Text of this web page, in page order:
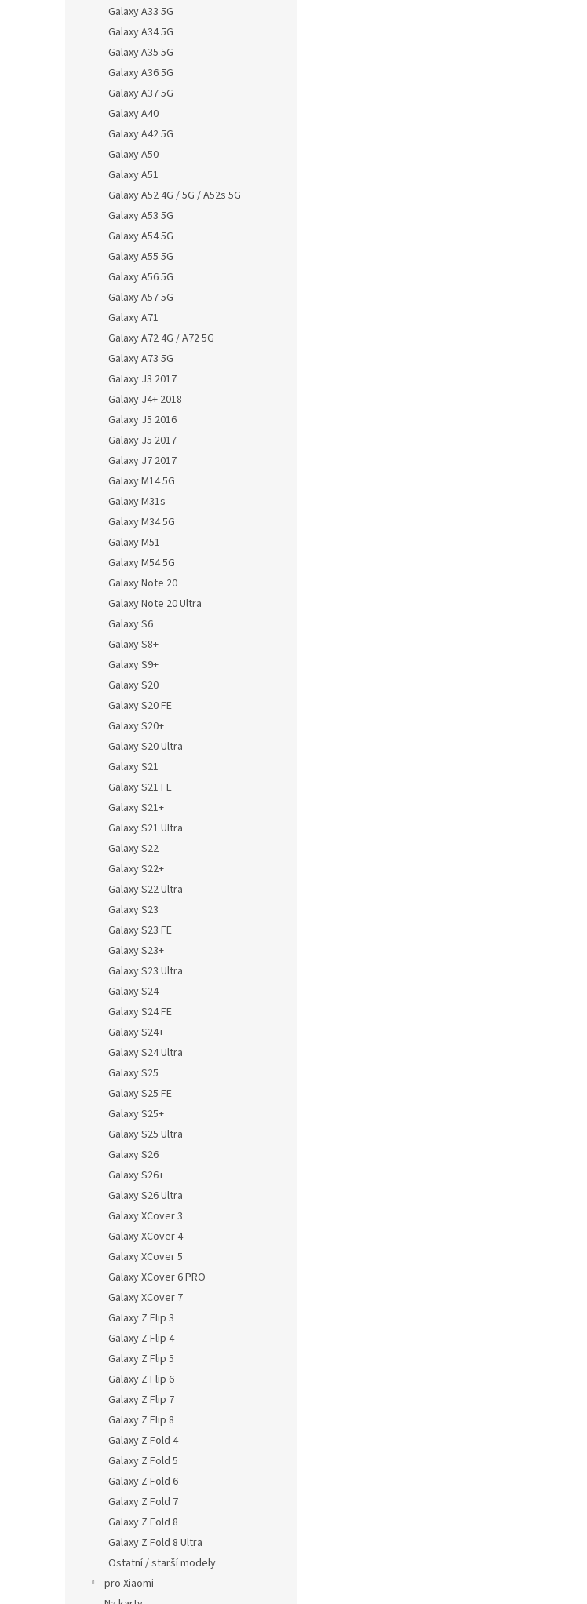
Galaxy A33 5G
Galaxy A34 5G
Galaxy A35 5G
Galaxy A36 5G
Galaxy A37 5G
Galaxy A40
Galaxy A42 5G
Galaxy A50
Galaxy A51
Galaxy A52 4G / 5G / A52s 5G
Galaxy A53 5G
Galaxy A54 5G
Galaxy A55 5G
Galaxy A56 5G
Galaxy A57 5G
Galaxy A71
Galaxy A72 4G / A72 5G
Galaxy A73 5G
Galaxy J3 2017
Galaxy J4+ 2018
Galaxy J5 2016
Galaxy J5 2017
Galaxy J7 2017
Galaxy M14 5G
Galaxy M31s
Galaxy M34 5G
Galaxy M51
Galaxy M54 5G
Galaxy Note 20
Galaxy Note 20 Ultra
Galaxy S6
Galaxy S8+
Galaxy S9+
Galaxy S20
Galaxy S20 FE
Galaxy S20+
Galaxy S20 Ultra
Galaxy S21
Galaxy S21 FE
Galaxy S21+
Galaxy S21 Ultra
Galaxy S22
Galaxy S22+
Galaxy S22 Ultra
Galaxy S23
Galaxy S23 FE
Galaxy S23+
Galaxy S23 Ultra
Galaxy S24
Galaxy S24 FE
Galaxy S24+
Galaxy S24 Ultra
Galaxy S25
Galaxy S25 FE
Galaxy S25+
Galaxy S25 Ultra
Galaxy S26
Galaxy S26+
Galaxy S26 Ultra
Galaxy XCover 3
Galaxy XCover 4
Galaxy XCover 5
Galaxy XCover 6 PRO
Galaxy XCover 7
Galaxy Z Flip 3
Galaxy Z Flip 4
Galaxy Z Flip 5
Galaxy Z Flip 6
Galaxy Z Flip 7
Galaxy Z Flip 8
Galaxy Z Fold 4
Galaxy Z Fold 5
Galaxy Z Fold 6
Galaxy Z Fold 7
Galaxy Z Fold 8
Galaxy Z Fold 8 Ultra
Ostatní / starší modely
pro Xiaomi